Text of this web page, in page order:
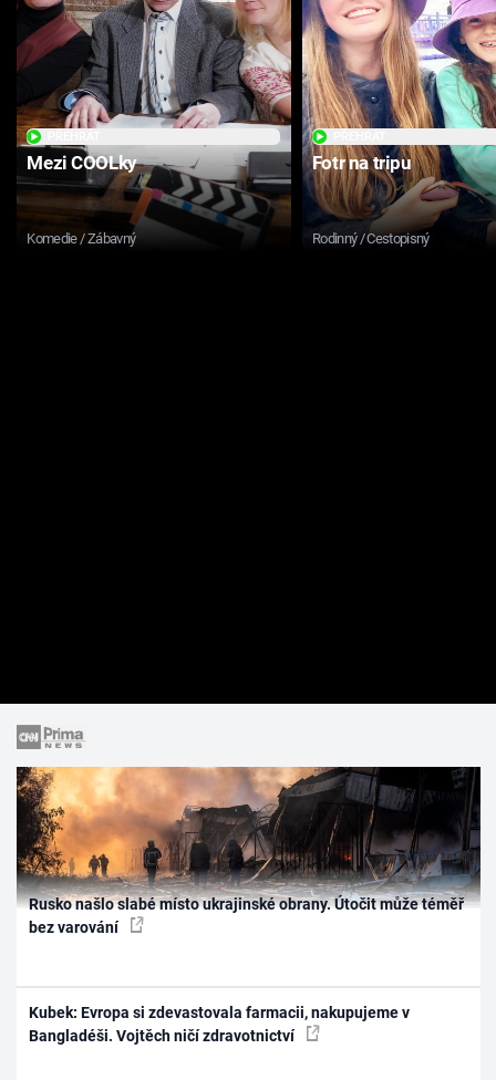
Mezi COOLky
Komedie / Zábavný
Fotr na tripu
Rodinný / Cestopisný
Rusko našlo slabé místo ukrajinské obrany. Útočit může téměř
bez varování
Kubek: Evropa si zdevastovala farmacii, nakupujeme v
Bangladéši. Vojtěch ničí zdravotnictví